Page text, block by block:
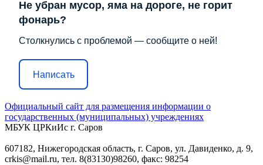
Не убран мусор, яма на дороге, не горит
фонарь?
Столкнулись с проблемой — сообщите о ней!
Написать
Официальный сайт для размещения информации о
государственных (муниципальных) учреждениях
МБУК ЦРКиИс г. Саров
607182, Нижегородская область, г. Саров, ул. Давиденко, д. 9,
crkis@mail.ru, тел. 8(83130)98260, факс: 98254